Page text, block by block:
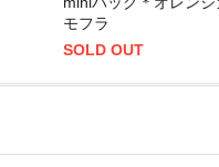
モフラ
SOLD OUT